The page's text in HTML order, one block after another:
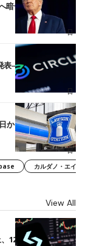
号資産事業の売却
表――ブラックロッ
からJPYCやUSDC対
カルダノ・エイ
View All
12月末に強制決済